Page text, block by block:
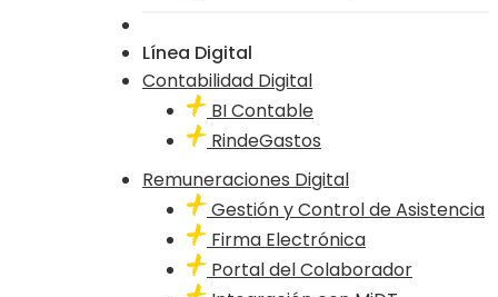
Línea Digital
Contabilidad Digital
BI Contable
RindeGastos
Remuneraciones Digital
Gestión y Control de Asistencia
Firma Electrónica
Portal del Colaborador